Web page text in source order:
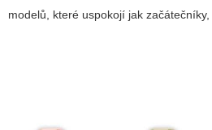
modelů, které uspokojí jak